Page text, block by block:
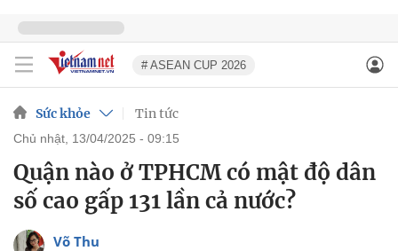
# ASEAN CUP 2026
Sức khỏe Tin tức
chủ nhật, 13/04/2025 - 09:15
Quận nào ở TPHCM có mật độ dân
số cao gấp 131 lần cả nước?
Võ Thu